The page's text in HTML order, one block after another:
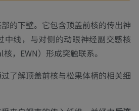
的下壁。它包含顶盖前核的传出神
中线，与对侧的动眼神经副交感核
，EWN）形成突触联系。
了解顶盖前核与松果体柄的相关细